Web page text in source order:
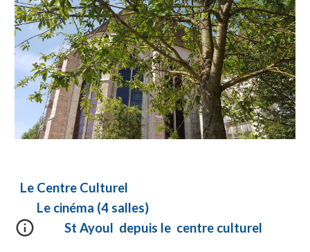
Le Centre Culturel
Le cinéma (4 salles)
St Ayoul depuis le centre culturel